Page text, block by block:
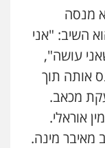
דין
פשיעה
מנסה
השיב: "אני
עושה",
אותה תוך
מכאב.
אוראלי.
מאיבר מינה.